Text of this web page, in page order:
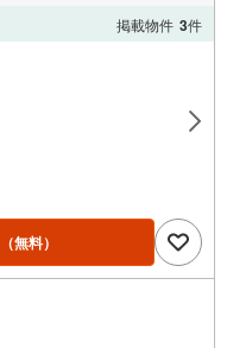
掲載物件 3件
（無料）